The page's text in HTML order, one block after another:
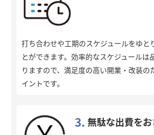
打ち合わせや工期のスケジュールをゆと
とができます。効率的なスケジュールは
りますので、満足度の高い開業・改装の
イントです。
3. 無駄な出費をお